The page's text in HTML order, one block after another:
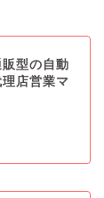
型の自動
店営業マ